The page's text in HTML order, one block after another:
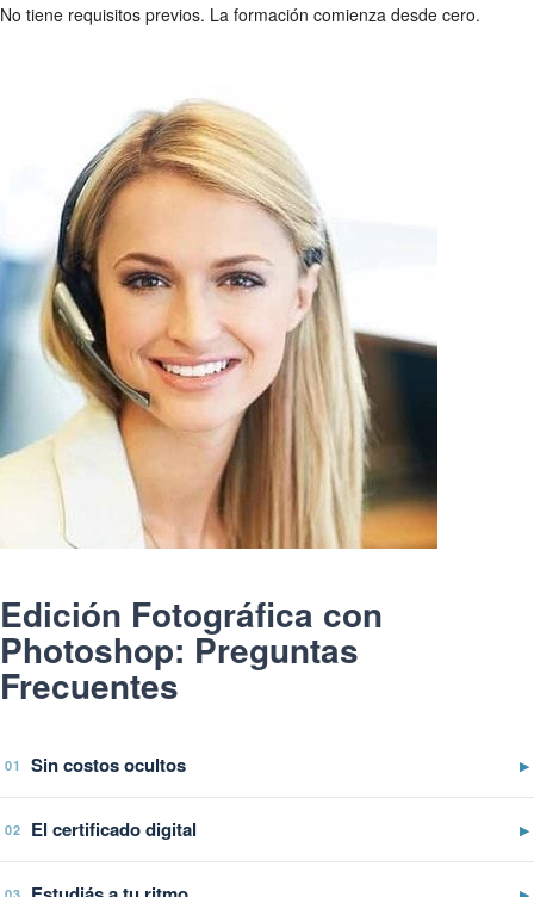
No tiene requisitos previos. La formación comienza desde cero.
Edición Fotográfica con
Photoshop: Preguntas
Frecuentes
01 Sin costos ocultos ▶
02 El certificado digital ▶
▶